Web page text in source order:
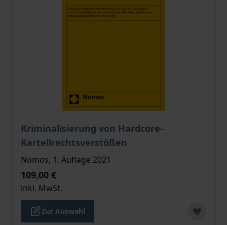
Kriminalisierung von Hardcore-
Kartellrechtsverstößen
Der Preis dieses Titels richtet sich nach der
Nomos, 1. Auflage 2021
109,00 €
inkl. MwSt.
Zur Auswahl